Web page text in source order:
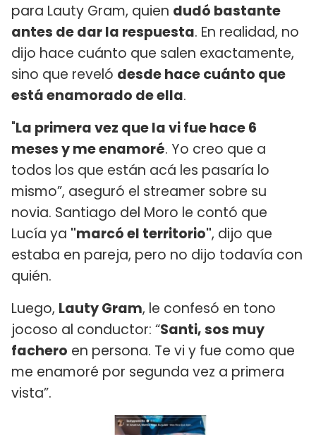
para Lauty Gram, quien dudó bastante
antes de dar la respuesta. En realidad, no
dijo hace cuánto que salen exactamente,
sino que reveló desde hace cuánto que
está enamorado de ella.
"La primera vez que la vi fue hace 6
meses y me enamoré. Yo creo que a
todos los que están acá les pasaría lo
mismo”, aseguró el streamer sobre su
novia. Santiago del Moro le contó que
Lucía ya "marcó el territorio", dijo que
estaba en pareja, pero no dijo todavía con
quién.
Luego, Lauty Gram, le confesó en tono
jocoso al conductor: “Santi, sos muy
fachero en persona. Te vi y fue como que
me enamoré por segunda vez a primera
vista”.